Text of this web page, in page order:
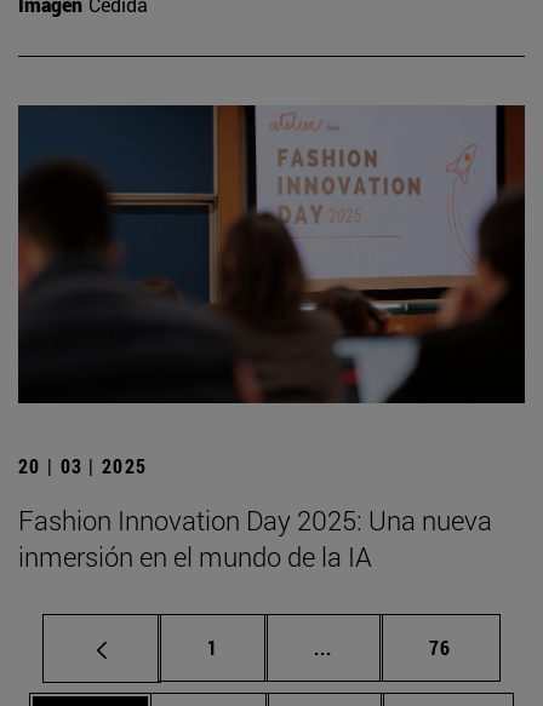
20 | 03 | 2025
Fashion Innovation Day 2025: Una nueva
inmersión en el mundo de la IA
Página
1 ... Páginas intermedias
Página
76